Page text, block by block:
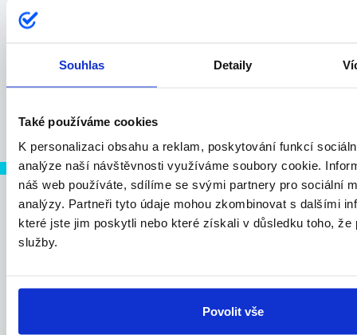
Souhlas Detaily
Také používáme cookies
K personalizaci obsahu a reklam, poskytování funkcí
analýze naší návštěvnosti využíváme soubory cookie.
náš web používáte, sdílíme se svými partnery pro sociální
analýzy. Partneři tyto údaje mohou zkombinovat s dalšími
které jste jim poskytli nebo které získali v důsledku toho, že
služby.
Povolit vše
Vyzkoušejte DigiSign
Budoucnost je digitální.
Podepisujte Digisignem
Dnešní doba je na digitalizaci firmy nejlepší. Všechno
podepisovat digitálně.